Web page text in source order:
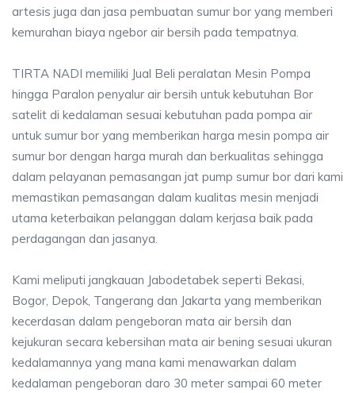
artesis juga dan jasa pembuatan sumur bor yang memberi
kemurahan biaya ngebor air bersih pada tempatnya.
TIRTA NADI memiliki Jual Beli peralatan Mesin Pompa
hingga Paralon penyalur air bersih untuk kebutuhan Bor
satelit di kedalaman sesuai kebutuhan pada pompa air
untuk sumur bor yang memberikan harga mesin pompa air
sumur bor dengan harga murah dan berkualitas sehingga
dalam pelayanan pemasangan jat pump sumur bor dari kami
memastikan pemasangan dalam kualitas mesin menjadi
utama keterbaikan pelanggan dalam kerjasa baik pada
perdagangan dan jasanya.
Kami meliputi jangkauan Jabodetabek seperti Bekasi,
Bogor, Depok, Tangerang dan Jakarta yang memberikan
kecerdasan dalam pengeboran mata air bersih dan
kejukuran secara kebersihan mata air bening sesuai ukuran
kedalamannya yang mana kami menawarkan dalam
kedalaman pengeboran daro 30 meter sampai 60 meter